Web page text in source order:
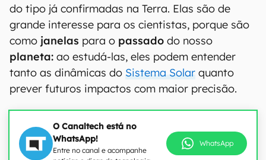
do tipo já confirmadas na Terra. Elas são de
grande interesse para os cientistas, porque são
como janelas para o passado do nosso
planeta: ao estudá-las, eles podem entender
tanto as dinâmicas do Sistema Solar quanto
prever futuros impactos com maior precisão.
O Canaltech está no
WhatsApp!
Entre no canal e acompanhe
WhatsApp